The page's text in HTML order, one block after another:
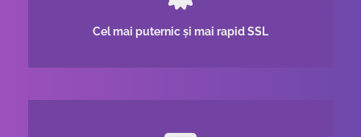
Cel mai puternic și mai rapid SSL